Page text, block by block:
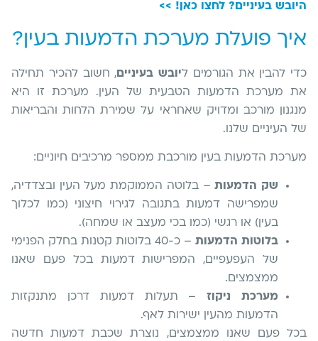
היובש בעיניים? לחצו כאן! >>
איך פועלת מערכת הדמעות בעין?
כדי להבין את הגורמים ליובש בעיניים, חשוב להכיר תחילה
את מערכת הדמעות הטבעית של העין. מערכת זו היא
מנגנון מורכב ומדויק שאחראי על שמירת הלחות והבריאות
של העיניים שלנו.
מערכת הדמעות בעין מורכבת ממספר מרכיבים חיוניים:
שק הדמעות– בלוטה הממוקמת מעל העין ובצדדיה,
שמפרישה דמעות בתגובה לגירוי חיצוני (כמו לכלוך
בעין) או רגשי (כמו בכי מעצב או שמחה).
בלוטות הדמעות
– כ-40 בלוטות קטנות בחלק הפנימי
של העפעפיים, המפרישות דמעות בכל פעם שאנו
ממצמצים.
מערכת ניקוז– תעלות דמעות דרכן מתנקזות
הדמעות מהעין ישירות לאף.
בכל פעם שאנו ממצמצים, נוצרת שכבת דמעות חדשה